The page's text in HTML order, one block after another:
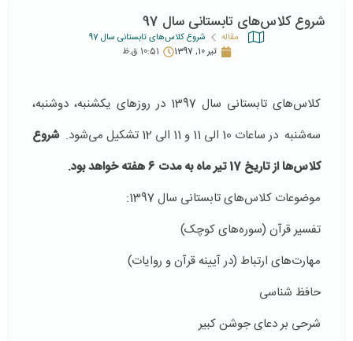
شروع کلاس‌های تابستانی سال 97
مقاله
شروع کلاس‌های تابستانی سال 97
تیر 10, 1397
10:51 ق.ظ
کلاس‌های تابستانی سال 1397 در روزهای یکشنبه، دوشنبه،
سه‌شنبه در ساعات 10 الی 11 و 11 الی 12 تشکیل می‌شود.
شروع
کلاس‌ها از تاریخ 17 تیر ماه به مدت 6 هفته خواهد بود.
موضوعات کلاس‌های تابستانی سال 1397:
تفسیر قرآن (سوره‌های کوچک)
مهارت‌های ارتباط (در آیینه قرآن و روایات)
حافظ شناسی
شرحی بر دعای جوشن کبیر